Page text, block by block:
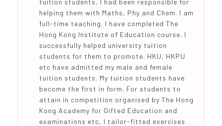
tuition students, I had been responsible for
helping them with Maths, Phy and Chem. I am
full-time teaching. I have completed The
Hong Kong Institute of Education course. I
successfully helped university tuition
students for them to promote. HKU, HKPU
etc have admitted my male and female
tuition students. My tuition students have
become the first in form. For students to
attain in competition organised by The Hong
Kong Academy for Gifted Education and
examinations etc, I tailor-fitted exercises